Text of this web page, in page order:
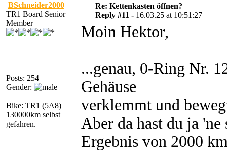
BSchneider2000
TR1 Board Senior
Member
Posts: 254
Gender:
Bike: TR1 (5A8)
130000km selbst
gefahren.
Re: Kettenkasten öffnen?
Reply #11 - 16.03.25 at 10:51:27
Moin Hektor,
...genau, 0-Ring Nr.
Gehäuse
verklemmt und
Aber da hast du ja 'ne
Ergebnis von 2000